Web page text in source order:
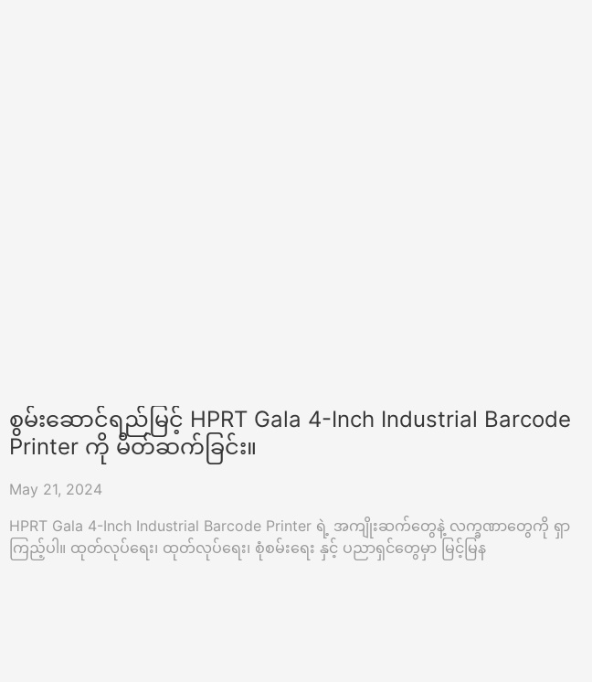
စွမ်းဆောင်ရည်မြင့် HPRT Gala 4-Inch Industrial Barcode
Printer ကို မိတ်ဆက်ခြင်း။
May 21, 2024
HPRT Gala 4-Inch Industrial Barcode Printer ရဲ့ အကျိုးဆက်တွေနဲ့ လက္ခဏာတွေကို ရှာ
ကြည့်ပါ။ ထုတ်လုပ်ရေး၊ ထုတ်လုပ်ရေး၊ စုံစမ်းရေး နှင့် ပညာရှင်တွေမှာ မြင့်မြန